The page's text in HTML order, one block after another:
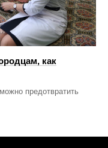
как
предотвратить